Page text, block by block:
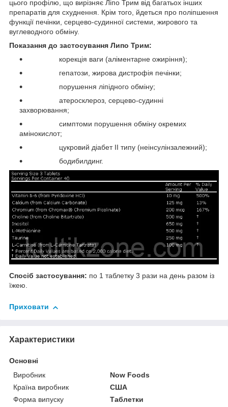
цього профілю, що вирізняє Ліпо Трим від багатьох інших
препаратів для схуднення. Крім того, йдеться про поліпшення
функції печінки, серцево-судинної системи, жирового та
вуглеводного обміну.
Показання до застосування Липо Трим:
корекція ваги (аліментарне ожиріння);
гепатози, жирова дистрофія печінки;
порушення ліпідного обміну;
атеросклероз, серцево-судинні
захворювання;
симптоми порушення обміну окремих
амінокислот;
цукровий діабет II типу (неінсулінзалежний);
бодибилдинг.
Спосіб застосування: по 1 таблетку 3 рази на день разом із
їжею.
Приховати
Характеристики
Основні
Виробник
Now Foods
Країна виробник
США
Форма випуску
Таблетки